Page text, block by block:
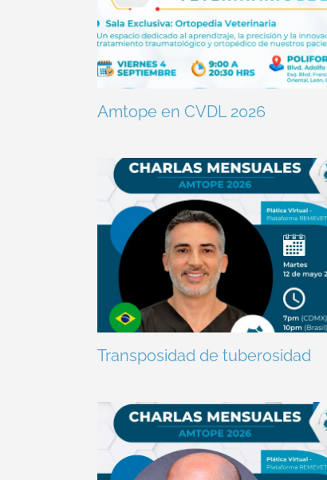
Amtope en CVDL 2026
Transposidad de tuberosidad